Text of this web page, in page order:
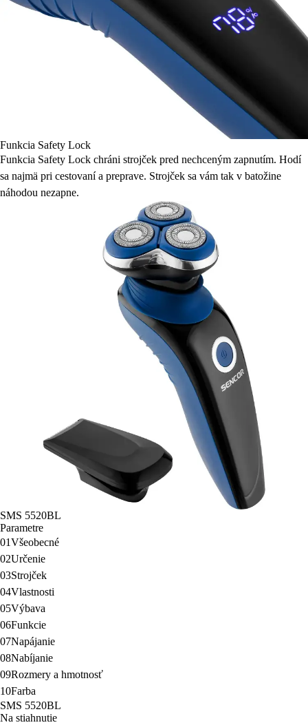
Funkcia Safety Lock
Funkcia Safety Lock chráni strojček pred nechceným zapnutím. Hodí
sa najmä pri cestovaní a preprave. Strojček sa vám tak v batožine
náhodou nezapne.
SMS 5520BL
Parametre
01Všeobecné
02Určenie
03Strojček
04Vlastnosti
05Výbava
06Funkcie
07Napájanie
08Nabíjanie
09Rozmery a hmotnosť
10Farba
SMS 5520BL
Na stiahnutie